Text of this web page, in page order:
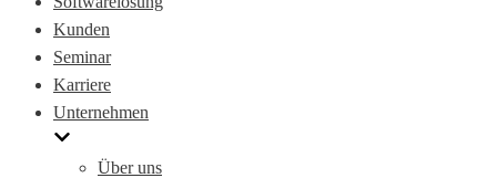
Kunden
Seminar
Karriere
Unternehmen
Über uns